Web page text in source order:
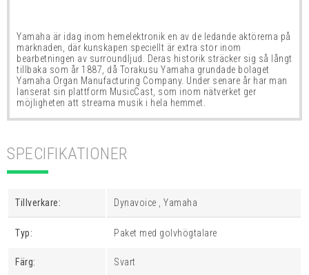
Yamaha är idag inom hemelektronik en av de ledande aktörerna på
marknaden, där kunskapen speciellt är extra stor inom
bearbetningen av surroundljud. Deras historik sträcker sig så långt
tillbaka som år 1887, då Torakusu Yamaha grundade bolaget
Yamaha Organ Manufacturing Company. Under senare år har man
lanserat sin plattform MusicCast, som inom nätverket ger
möjligheten att streama musik i hela hemmet.
SPECIFIKATIONER
Tillverkare: Dynavoice , Yamaha
Typ: Paket med golvhögtalare
Färg: Svart